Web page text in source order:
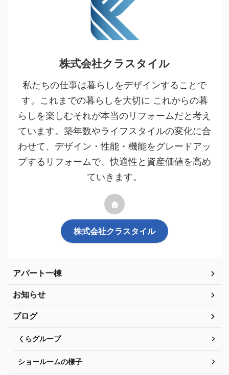
株式会社クラスタイル
私たちの仕事は暮らしをデザインすることで
す。これまでの暮らしを大切に これからの暮
らしを楽しむそれが本当のリフォームだと考え
ています。築年数やライフスタイルの変化に合
わせて、デザイン・性能・機能をグレードアッ
プするリフォームで、快適性と資産価値を高め
ていきます。
株式会社クラスタイル
アパート一棟
お知らせ
ブログ
くらグループ
ショールームの様子